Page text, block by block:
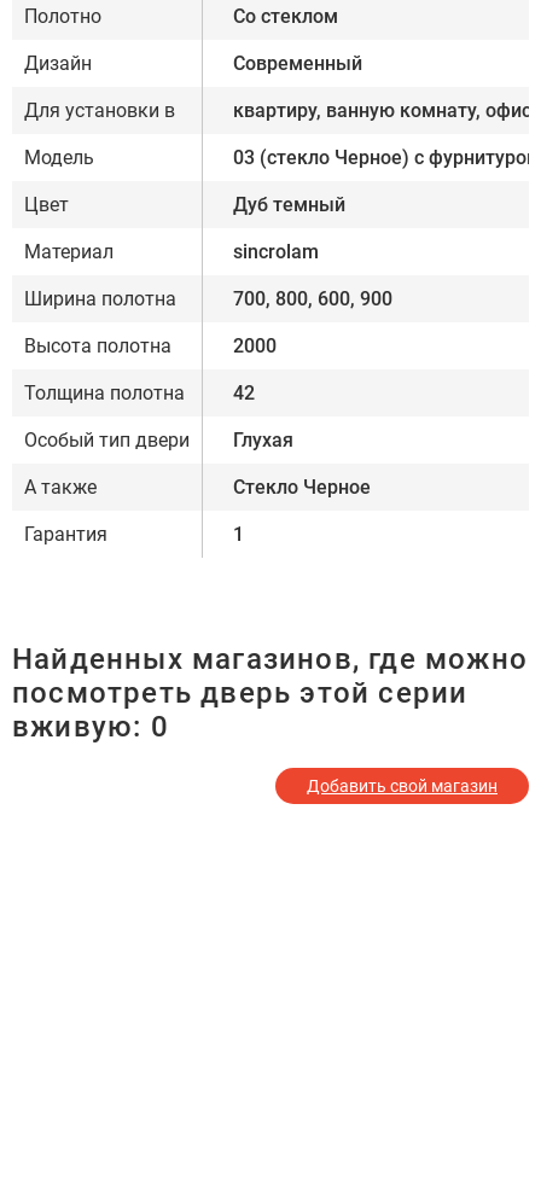
Полотно Со стеклом
Дизайн Современный
Для установки в квартиру, ванную комнату, офис
Модель 03 (стекло Черное) с фурнитурой,
Цвет Дуб темный
Материал sincrolam
Ширина полотна 700, 800, 600, 900
Высота полотна 2000
Толщина полотна 42
Особый тип двери Глухая
А также Стекло Черное
Гарантия 1
Найденных магазинов, где можно
посмотреть дверь этой серии
вживую: 0
Добавить свой магазин